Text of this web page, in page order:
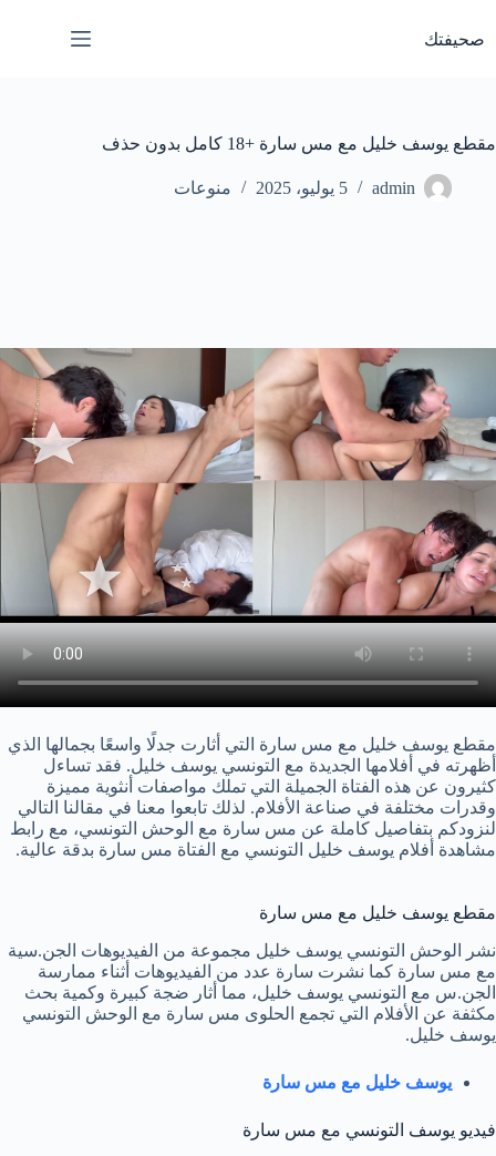
المحتوى
صحيفتك
مقطع يوسف خليل مع مس سارة +18 كامل بدون حذف
admin 5 يوليو، 2025 منوعات
مقطع يوسف خليل مع مس سارة التي أثارت جدلًا واسعًا بجمالها الذي
أظهرته في أفلامها الجديدة مع التونسي يوسف خليل. فقد تساءل
كثيرون عن هذه الفتاة الجميلة التي تملك مواصفات أنثوية مميزة
وقدرات مختلفة في صناعة الأفلام. لذلك تابعوا معنا في مقالنا التالي
لنزودكم بتفاصيل كاملة عن مس سارة مع الوحش التونسي، مع رابط
مشاهدة أفلام يوسف خليل التونسي مع الفتاة مس سارة بدقة عالية.
مقطع يوسف خليل مع مس سارة
نشر الوحش التونسي يوسف خليل مجموعة من الفيديوهات الجن.سية
مع مس سارة كما نشرت سارة عدد من الفيديوهات أثناء ممارسة
الجن.س مع التونسي يوسف خليل، مما أثار ضجة كبيرة وكمية بحث
مكثفة عن الأفلام التي تجمع الحلوى مس سارة مع الوحش التونسي
يوسف خليل.
يوسف خليل مع مس سارة
فيديو يوسف التونسي مع مس سارة